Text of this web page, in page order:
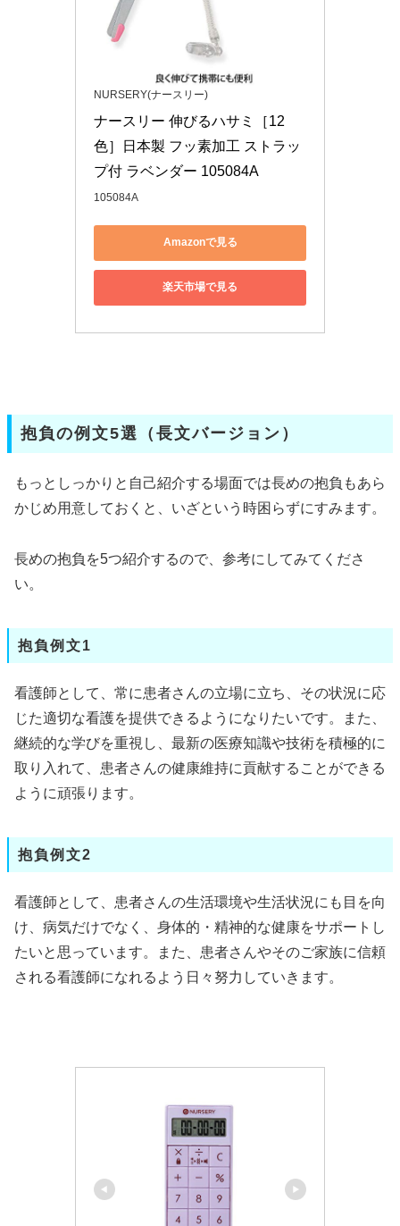
NURSERY(ナースリー)
ナースリー 伸びるハサミ［12
色］日本製 フッ素加工 ストラッ
プ付 ラベンダー 105084A
105084A
Amazonで見る
楽天市場で見る
抱負の例文5選（長文バージョン）
もっとしっかりと自己紹介する場面では長めの抱負もあら
かじめ用意しておくと、いざという時困らずにすみます。
長めの抱負を5つ紹介するので、参考にしてみてくださ
い。
抱負例文1
看護師として、常に患者さんの立場に立ち、その状況に応
じた適切な看護を提供できるようになりたいです。また、
継続的な学びを重視し、最新の医療知識や技術を積極的に
取り入れて、患者さんの健康維持に貢献することができる
ように頑張ります。
抱負例文2
看護師として、患者さんの生活環境や生活状況にも目を向
け、病気だけでなく、身体的・精神的な健康をサポートし
たいと思っています。また、患者さんやそのご家族に信頼
される看護師になれるよう日々努力していきます。